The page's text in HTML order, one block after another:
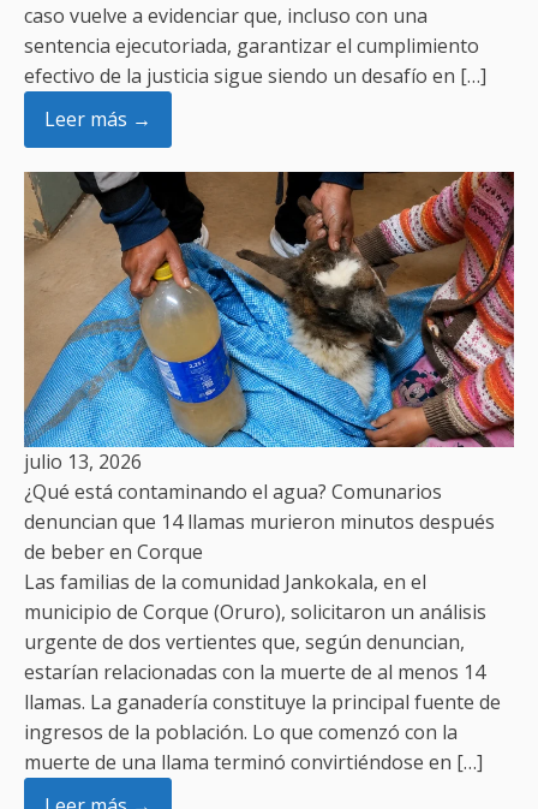
caso vuelve a evidenciar que, incluso con una
sentencia ejecutoriada, garantizar el cumplimiento
efectivo de la justicia sigue siendo un desafío en […]
Leer más →
julio 13, 2026
¿Qué está contaminando el agua? Comunarios
denuncian que 14 llamas murieron minutos después
de beber en Corque
Las familias de la comunidad Jankokala, en el
municipio de Corque (Oruro), solicitaron un análisis
urgente de dos vertientes que, según denuncian,
estarían relacionadas con la muerte de al menos 14
llamas. La ganadería constituye la principal fuente de
ingresos de la población. Lo que comenzó con la
muerte de una llama terminó convirtiéndose en […]